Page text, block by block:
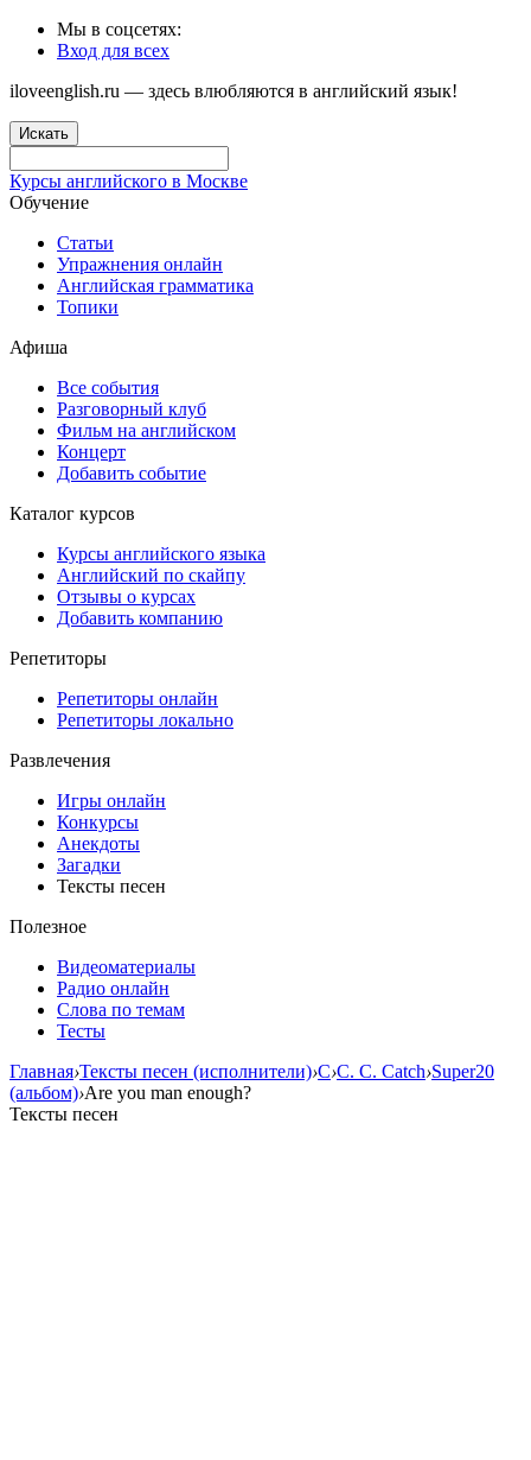
Мы в соцсетях:
Вход для всех
iloveenglish.ru — здесь влюбляются в английский язык!
Искать
Курсы английского в Москве
Обучение
Статьи
Упражнения онлайн
Английская грамматика
Топики
Афиша
Все события
Разговорный клуб
Фильм на английском
Концерт
Добавить событие
Каталог курсов
Курсы английского языка
Английский по скайпу
Отзывы о курсах
Добавить компанию
Репетиторы
Репетиторы онлайн
Репетиторы локально
Развлечения
Игры онлайн
Конкурсы
Анекдоты
Загадки
Тексты песен
Полезное
Видеоматериалы
Радио онлайн
Слова по темам
Тесты
Главная›Тексты песен (исполнители)›C›C. C. Catch›Super20
(альбом)›Are you man enough?
Тексты песен